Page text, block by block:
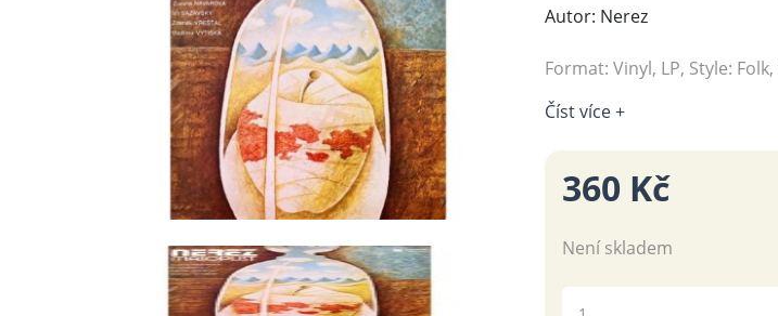
Autor: Nerez
Format: Vinyl, LP, Style:
Číst více +
360 Kč
Není skladem